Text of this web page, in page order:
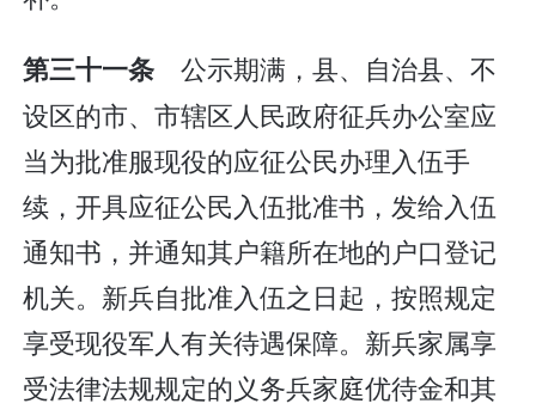
第三十一条 公示期满，县、自治县、不
设区的市、市辖区人民政府征兵办公室应
当为批准服现役的应征公民办理入伍手
续，开具应征公民入伍批准书，发给入伍
通知书，并通知其户籍所在地的户口登记
机关。新兵自批准入伍之日起，按照规定
享受现役军人有关待遇保障。新兵家属享
受法律法规规定的义务兵家庭优待金和其